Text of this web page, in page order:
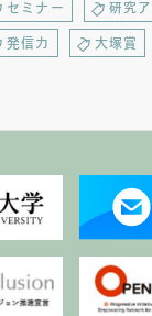
セミナー 研究
発信力 大塚賞